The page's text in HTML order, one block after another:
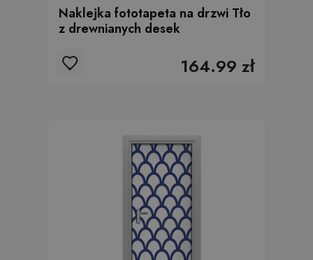
Naklejka fototapeta na drzwi Tło
z drewnianych desek
164.99 zł